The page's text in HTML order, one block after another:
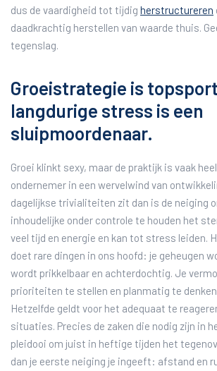
dus de vaardigheid tot tijdig herstructureren
daadkrachtig herstellen van waarde thuis.
tegenslag.
Groeistrategie is
langdurige stress is een
sluipmoordenaar.
Groei klinkt sexy, maar de praktijk is vaak
ondernemer in een wervelwind van
dagelijkse trivialiteiten zit dan is de neiging
inhoudelijke onder controle te houden het
veel tijd en energie en kan tot stress leiden.
doet rare dingen in ons hoofd: je geheugen
wordt prikkelbaar en achterdochtig. Je
prioriteiten te stellen en planmatig te
Hetzelfde geldt voor het adequaat te
situaties. Precies de zaken die nodig zijn in
pleidooi om juist in heftige tijden het
dan je eerste neiging je ingeeft: afstand en